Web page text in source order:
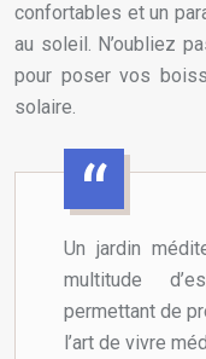
confortables et un
au soleil. N’oubliez
pour poser vos
solaire.
Un jardin
multitude
permettant de
l’art de vivre